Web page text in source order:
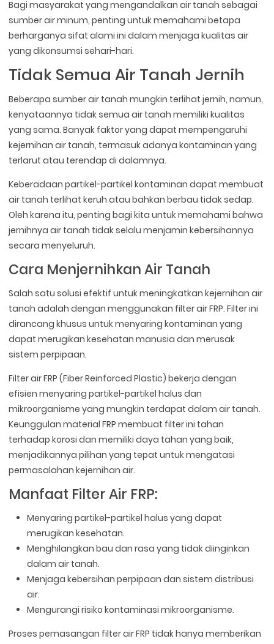
Bagi masyarakat yang mengandalkan air tanah sebagai
sumber air minum, penting untuk memahami betapa
berharganya sifat alami ini dalam menjaga kualitas air
yang dikonsumsi sehari-hari.
Tidak Semua Air Tanah Jernih
Beberapa sumber air tanah mungkin terlihat jernih, namun,
kenyataannya tidak semua air tanah memiliki kualitas
yang sama. Banyak faktor yang dapat mempengaruhi
kejernihan air tanah, termasuk adanya kontaminan yang
terlarut atau terendap di dalamnya.
Keberadaan partikel-partikel kontaminan dapat membuat
air tanah terlihat keruh atau bahkan berbau tidak sedap.
Oleh karena itu, penting bagi kita untuk memahami bahwa
jernihnya air tanah tidak selalu menjamin kebersihannya
secara menyeluruh.
Cara Menjernihkan Air Tanah
Salah satu solusi efektif untuk meningkatkan kejernihan air
tanah adalah dengan menggunakan filter air FRP. Filter ini
dirancang khusus untuk menyaring kontaminan yang
dapat merugikan kesehatan manusia dan merusak
sistem perpipaan.
Filter air FRP (Fiber Reinforced Plastic) bekerja dengan
efisien menyaring partikel-partikel halus dan
mikroorganisme yang mungkin terdapat dalam air tanah.
Keunggulan material FRP membuat filter ini tahan
terhadap korosi dan memiliki daya tahan yang baik,
menjadikannya pilihan yang tepat untuk mengatasi
permasalahan kejernihan air.
Manfaat Filter Air FRP:
Menyaring partikel-partikel halus yang dapat
merugikan kesehatan.
Menghilangkan bau dan rasa yang tidak diinginkan
dalam air tanah.
Menjaga kebersihan perpipaan dan sistem distribusi
air.
Mengurangi risiko kontaminasi mikroorganisme.
Proses pemasangan filter air FRP tidak hanya memberikan